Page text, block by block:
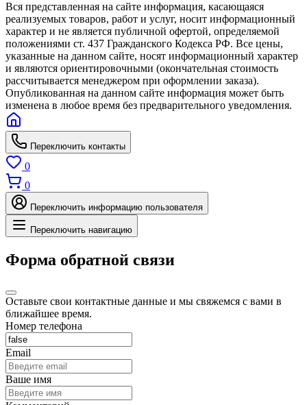
Вся представленная на сайте информация, касающаяся
реализуемых товаров, работ и услуг, носит информационный
характер и не является публичной офертой, определяемой
положениями ст. 437 Гражданского Кодекса РФ. Все цены,
указанные на данном сайте, носят информационный характер
и являются ориентировочными (окончательная стоимость
рассчитывается менеджером при оформлении заказа).
Опубликованная на данном сайте информация может быть
изменена в любое время без предварительного уведомления.
Переключить контакты
0
0
Переключить информацию пользователя
Переключить навигацию
Форма обратной связи
Оставьте свои контактные данные и мы свяжемся с вами в
ближайшее время.
Номер телефона
Email
Ваше имя